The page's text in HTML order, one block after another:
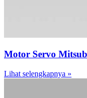
Motor Servo
Lihat selengkapnya »